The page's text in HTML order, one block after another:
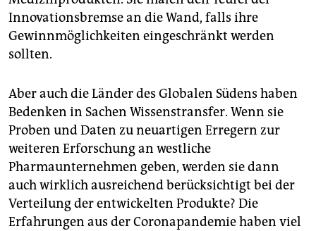
Innovationsbremse an die Wand, falls ihre
Gewinnmöglichkeiten eingeschränkt werden
sollten.
Aber auch die Länder des Globalen Südens haben
Bedenken in Sachen Wissenstransfer. Wenn sie
Proben und Daten zu neuartigen Erregern zur
weiteren Erforschung an westliche
Pharmaunternehmen geben, werden sie dann
auch wirklich ausreichend berücksichtigt bei der
Verteilung der entwickelten Produkte? Die
Erfahrungen aus der Coronapandemie haben viel